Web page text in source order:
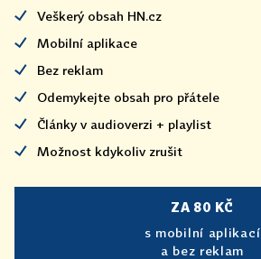
Veškerý obsah HN.cz
Mobilní aplikace
Bez reklam
Odemykejte obsah pro přátele
Články v audioverzi + playlist
Možnost kdykoliv zrušit
ZA 80 KČ
s mobilní aplikací
a bez reklam